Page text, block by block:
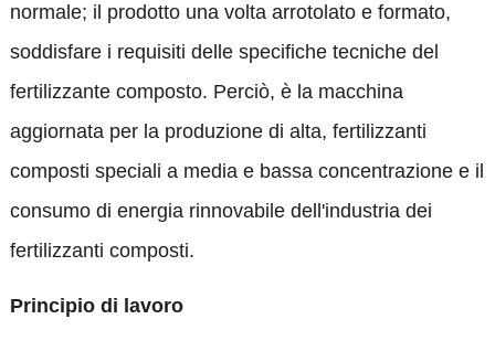
normale; il prodotto una volta arrotolato e formato,
soddisfare i requisiti delle specifiche tecniche del
fertilizzante composto. Perciò, è la macchina
aggiornata per la produzione di alta, fertilizzanti
composti speciali a media e bassa concentrazione e il
consumo di energia rinnovabile dell'industria dei
fertilizzanti composti.
Principio di lavoro